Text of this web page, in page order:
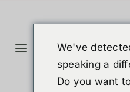
เนื้อหาToggle
Navigation
หน้าแรก
We've
speaking a
Do you want